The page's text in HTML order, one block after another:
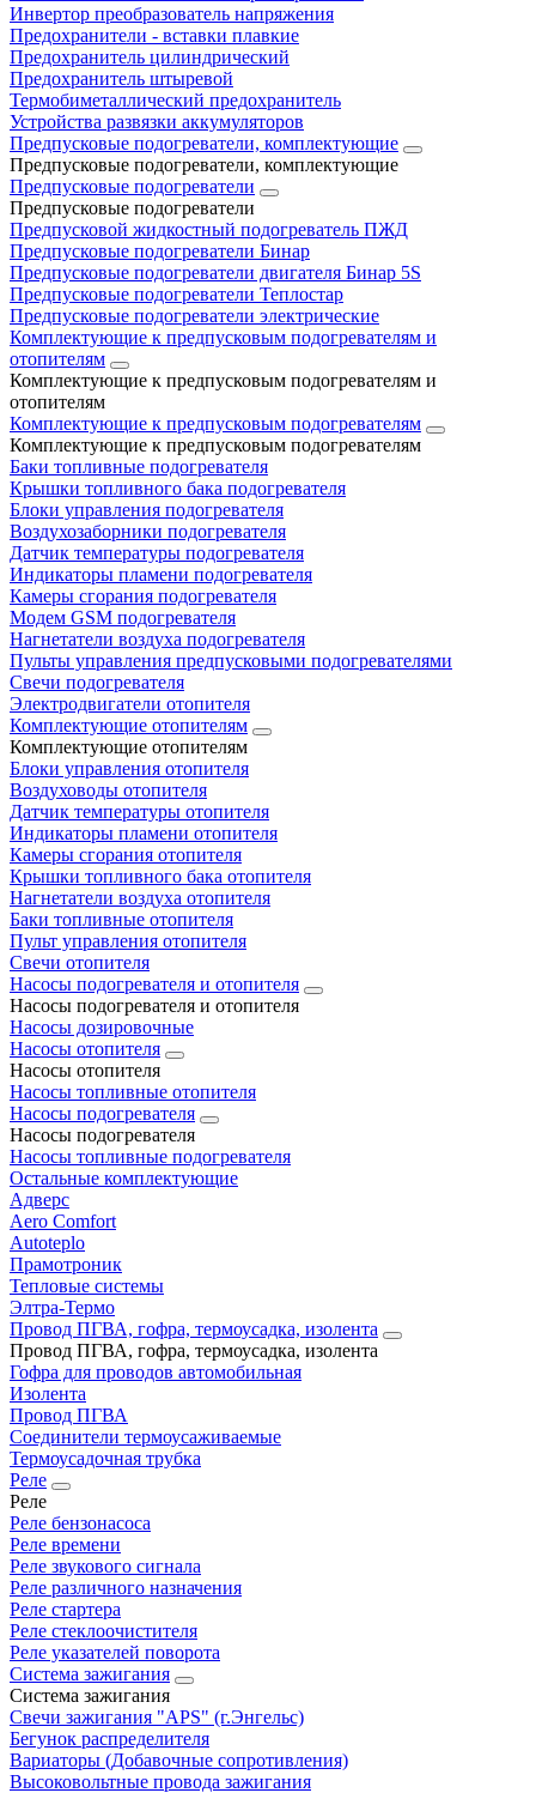
Инвертор преобразователь напряжения
Предохранители - вставки плавкие
Предохранитель цилиндрический
Предохранитель штыревой
Термобиметаллический предохранитель
Устройства развязки аккумуляторов
Предпусковые подогреватели, комплектующие
Предпусковые подогреватели, комплектующие
Предпусковые подогреватели
Предпусковые подогреватели
Предпусковой жидкостный подогреватель ПЖД
Предпусковые подогреватели Бинар
Предпусковые подогреватели двигателя Бинар 5S
Предпусковые подогреватели Теплостар
Предпусковые подогреватели электрические
Комплектующие к предпусковым подогревателям и
отопителям
Комплектующие к предпусковым подогревателям и
отопителям
Комплектующие к предпусковым подогревателям
Комплектующие к предпусковым подогревателям
Баки топливные подогревателя
Крышки топливного бака подогревателя
Блоки управления подогревателя
Воздухозаборники подогревателя
Датчик температуры подогревателя
Индикаторы пламени подогревателя
Камеры сгорания подогревателя
Модем GSM подогревателя
Нагнетатели воздуха подогревателя
Пульты управления предпусковыми подогревателями
Свечи подогревателя
Электродвигатели отопителя
Комплектующие отопителям
Комплектующие отопителям
Блоки управления отопителя
Воздуховоды отопителя
Датчик температуры отопителя
Индикаторы пламени отопителя
Камеры сгорания отопителя
Крышки топливного бака отопителя
Нагнетатели воздуха отопителя
Баки топливные отопителя
Пульт управления отопителя
Свечи отопителя
Насосы подогревателя и отопителя
Насосы подогревателя и отопителя
Насосы дозировочные
Насосы отопителя
Насосы отопителя
Насосы топливные отопителя
Насосы подогревателя
Насосы подогревателя
Насосы топливные подогревателя
Остальные комплектующие
Адверс
Aero Comfort
Autoteplo
Прамотроник
Тепловые системы
Элтра-Термо
Провод ПГВА, гофра, термоусадка, изолента
Провод ПГВА, гофра, термоусадка, изолента
Гофра для проводов автомобильная
Изолента
Провод ПГВА
Соединители термоусаживаемые
Термоусадочная трубка
Реле
Реле
Реле бензонасоса
Реле времени
Реле звукового сигнала
Реле различного назначения
Реле стартера
Реле стеклоочистителя
Реле указателей поворота
Система зажигания
Система зажигания
Свечи зажигания "APS" (г.Энгельс)
Бегунок распределителя
Вариаторы (Добавочные сопротивления)
Высоковольтные провода зажигания